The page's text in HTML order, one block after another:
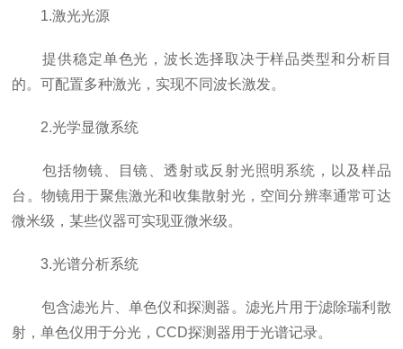
1.激光光源
提供稳定单色光，波长选择取决于样品类型和分析目
的。可配置多种激光，实现不同波长激发。
2.光学显微系统
包括物镜、目镜、透射或反射光照明系统，以及样品
台。物镜用于聚焦激光和收集散射光，空间分辨率通常可达
微米级，某些仪器可实现亚微米级。
3.光谱分析系统
包含滤光片、单色仪和探测器。滤光片用于滤除瑞利散
射，单色仪用于分光，CCD探测器用于光谱记录。